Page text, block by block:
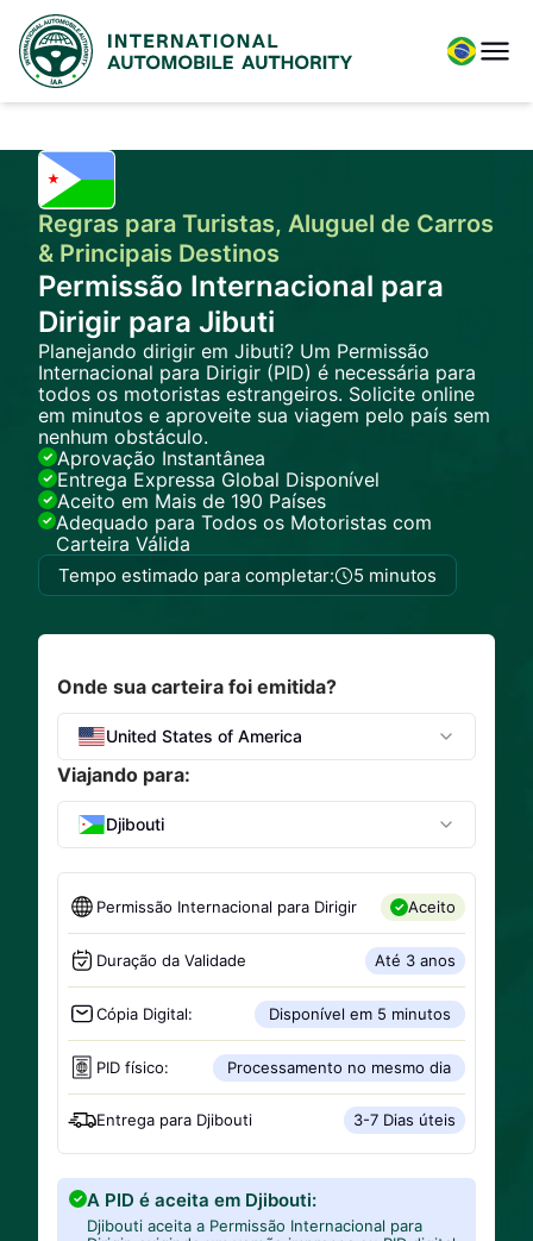
Regras para Turistas, Aluguel de Carros
& Principais Destinos
Permissão Internacional para
Dirigir para Jibuti
Planejando dirigir em Jibuti? Um Permissão
Internacional para Dirigir (PID) é necessária para
todos os motoristas estrangeiros. Solicite online
em minutos e aproveite sua viagem pelo país sem
nenhum obstáculo.
Aprovação Instantânea
Entrega Expressa Global Disponível
Aceito em Mais de 190 Países
Adequado para Todos os Motoristas com
Carteira Válida
Tempo estimado para completar: 5 minutos
Onde sua carteira foi emitida?
United States of America
Viajando para:
Djibouti
Permissão Internacional para Dirigir Aceito
Duração da Validade Até 3 anos
Cópia Digital: Disponível em 5 minutos
PID físico: Processamento no mesmo dia
Entrega para Djibouti 3-7 Dias úteis
A PID é aceita em Djibouti:
Djibouti aceita a Permissão Internacional para